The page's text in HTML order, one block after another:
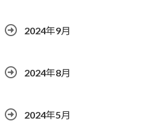
2024年9月
2024年8月
2024年5月